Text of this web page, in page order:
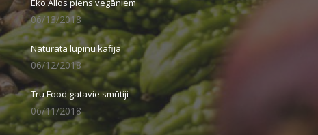
Eko Allos piens vegāniem
06/13/2018
Naturata lupīnu kafija
06/12/2018
Tru Food gatavie smūtiji
06/11/2018